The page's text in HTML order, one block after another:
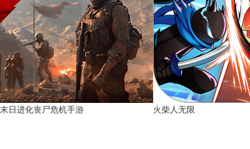
末日进化丧尸危机手游 火柴人无限